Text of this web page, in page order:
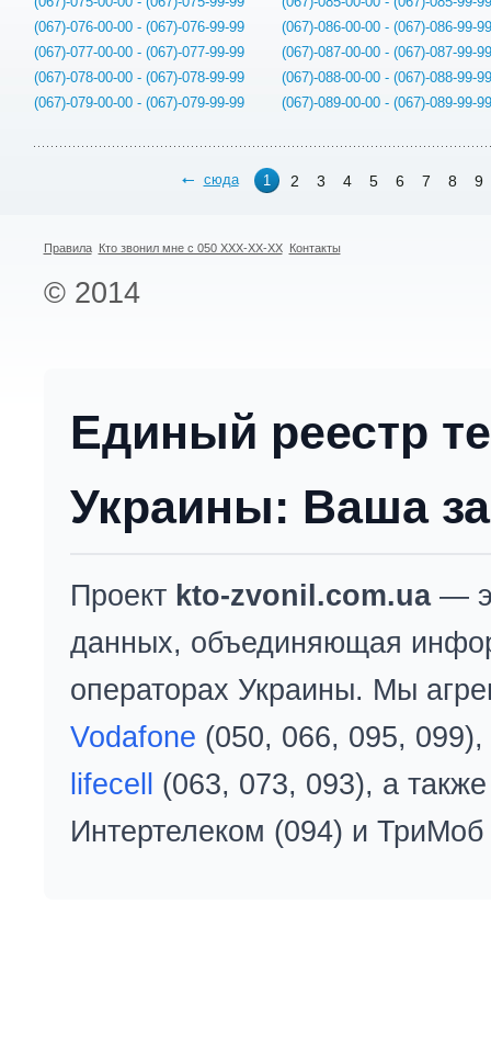
(067)-076-00-00 - (067)-076-99-99
(067)-077-00-00 - (067)-077-99-99
(067)-078-00-00 - (067)-078-99-99
(067)-079-00-00 - (067)-079-99-99
(067)-086-00-00 - (067)-086-99-99
(067)-087-00-00 - (067)-087-99-99
(067)-088-00-00 - (067)-088-99-99
(067)-089-00-00 - (067)-089-99-99
сюда 1 2 3 4 5 6 7 8 9
Правила Кто звонил мне с 050 XXX-XX-XX Контакты
© 2014
Единый реестр
Украины: Ваша
Проект kto-zvonil.com.ua—
данных, объединяющая
операторах Украины. Мы
Vodafone (050, 066, 095, 099),
lifecell
(063, 073, 093), а
Интертелеком (094) и ТриМоб